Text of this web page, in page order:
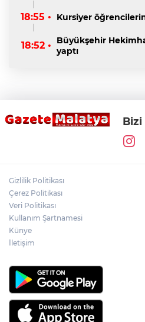
18:55 • Kursiyer
18:52 •
Büyükşehir
yaptı
Bizi
Gizlilik Politikası
Çerez Politikası
Veri Politikası
Kullanım Şartnamesi
Künye
İletişim